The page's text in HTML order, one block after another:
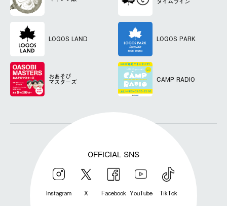
LOGOS LAND LOGOS PARK
おあそび
マスターズ CAMP RADIO
OFFICIAL SNS
Instagram X Facebook YouTube TikTok